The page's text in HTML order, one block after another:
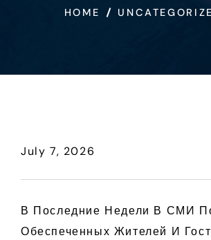
HOME
July 7, 2026
В Последние Недели В СМИ
Обеспеченных Жителей И